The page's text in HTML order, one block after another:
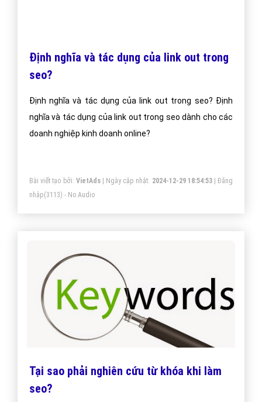
Định nghĩa và tác dụng của link out trong
seo?
Định nghĩa và tác dụng của link out trong seo? Định
nghĩa và tác dụng của link out trong seo dành cho các
doanh nghiệp kinh doanh online?
Bài viết tạo bởi: VietAds| Ngày cập nhật: 2024-12-29 18:54:53|Đăng
nhập(3113) - No Audio
Tại sao phải nghiên cứu từ khóa khi làm
seo?